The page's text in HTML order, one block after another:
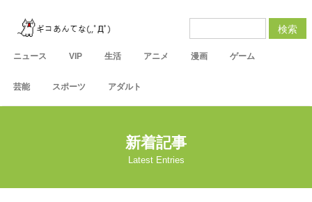
ニュース VIP 生活 アニメ 漫画 ゲーム
芸能 スポーツ アダルト
検索
新着記事
Latest Entries